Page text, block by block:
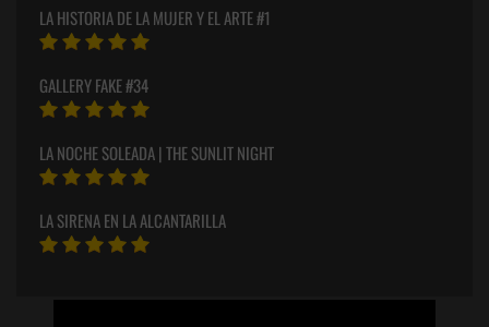
LA HISTORIA DE LA MUJER Y EL ARTE #1
GALLERY FAKE #34
LA NOCHE SOLEADA | THE SUNLIT NIGHT
LA SIRENA EN LA ALCANTARILLA